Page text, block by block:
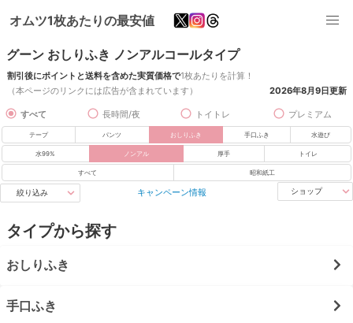
オムツ1枚あたりの最安値
グーン おしりふき ノンアルコールタイプ
割引後にポイントと送料を含めた実質価格で1枚あたりを計算！
（本ページのリンクには広告が含まれています）
2026年8月9日更新
すべて 長時間/夜 トイトレ プレミアム
テープ パンツ おしりふき 手口ふき 水遊び
水99% ノンアル 厚手 トイレ
すべて 昭和紙工
絞り込み キャンペーン情報 ショップ
タイプから探す
おしりふき
手口ふき